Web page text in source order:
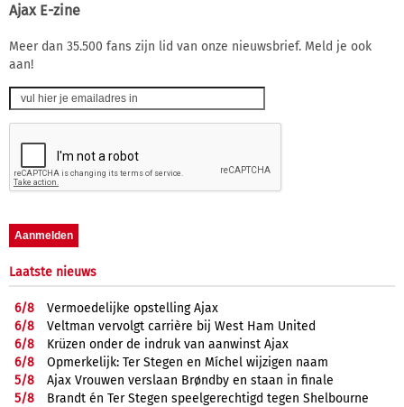
Ajax E-zine
Meer dan 35.500 fans zijn lid van onze nieuwsbrief. Meld je ook
aan!
Laatste nieuws
6/8
Vermoedelijke opstelling Ajax
6/8
Veltman vervolgt carrière bij West Ham United
6/8
Krüzen onder de indruk van aanwinst Ajax
6/8
Opmerkelijk: Ter Stegen en Míchel wijzigen naam
5/8
Ajax Vrouwen verslaan Brøndby en staan in finale
5/8
Brandt én Ter Stegen speelgerechtigd tegen Shelbourne